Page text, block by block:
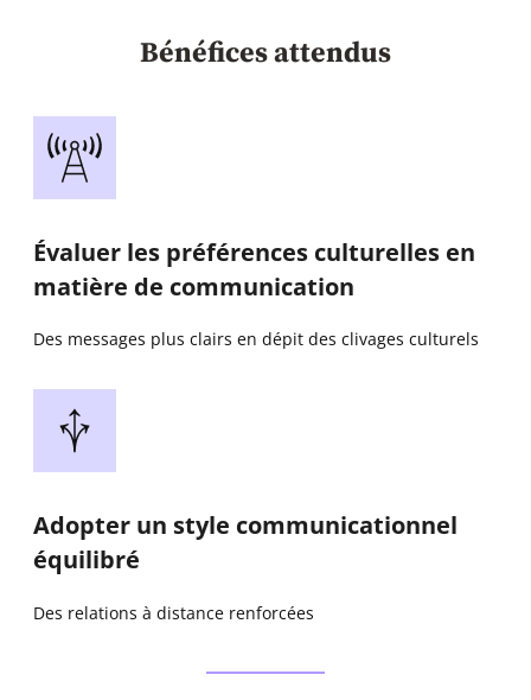
Bénéfices attendus
Évaluer les préférences culturelles en
matière de communication
Des messages plus clairs en dépit des clivages culturels
Adopter un style communicationnel
équilibré
Des relations à distance renforcées